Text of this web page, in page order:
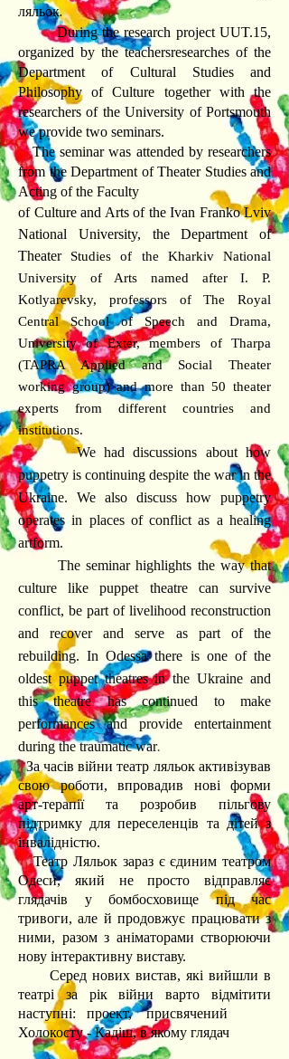
ляльок.
During the research project UUT.15,
organized by the teachersresearches of the
Department of Cultural Studies and
Philosophy of Culture together with the
researchers of the University of Portsmouth
we provide two seminars.
The seminar was attended by researchers
from the Department of Theater Studies and
Acting of the Faculty
of Culture and Arts of the Ivan Franko Lviv
National University, the Department of
TheaterStudies of the Kharkiv National
University of Arts named after I. P.
Kotlyarevsky, professors of The Royal
Central School of Speech and Drama,
University of Exter, members of Tharpa
(TAPRA Applied and Social Theater
working group) and more than 50 theater
experts from different countries and
institutions.
We had discussions about how
puppetry is continuing despite the war in the
Ukraine. We also discuss how puppetry
operates in places of conflict as a healing
artform.
The seminar highlights the way that
culture like puppet theatre can survive
conflict, be part of livelihood reconstruction
and recover and serve as part of the
rebuilding. In Odessa there is one of the
oldest puppet theatres in the Ukraine and
this theatre has continued to make
performances and provide entertainment
during the traumatic war.
За часів війни театр ляльок активізував
свою роботи, впровадив нові форми
арт-терапії та розробив пільгову
підтримку для переселенців та дітей з
інвалідністю.
Театр Ляльок зараз є єдиним театром
Одеси, який не просто відправляє
глядачів у бомбосховище під час
тривоги, але й продовжує працювати з
ними, разом з аніматорами створюючи
нову інтерактивну виставу.
Серед нових вистав, які вийшли в
театрі за рік війни варто відмітити
наступні: проект, присвячений
Холокосту - Кадіш, в якому глядач